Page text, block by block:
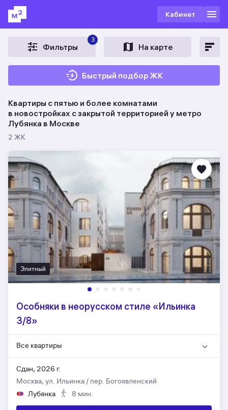
Кабинет
Фильтры
3
На карте
Быстрый подбор ЖК
Квартиры с пятью и более комнатами
в новостройках c закрытой территорией у метро
Лубянка в Москве
2 ЖК
Элитный
Особняки в неорусском стиле «Ильинка
3/8»
Все квартиры
Сдан, 2026 г.
Москва, ул. Ильинка / пер. Богоявленский
Лубянка
8 мин.